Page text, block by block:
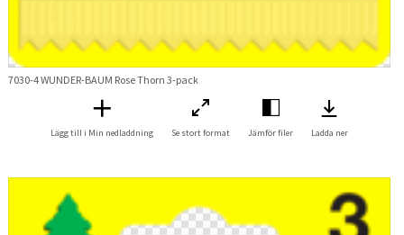
7030-4 WUNDER-BAUM Rose Thorn 3-pack
Lägg till i Min nedladdning Se stort format Jämför filer Ladda ner